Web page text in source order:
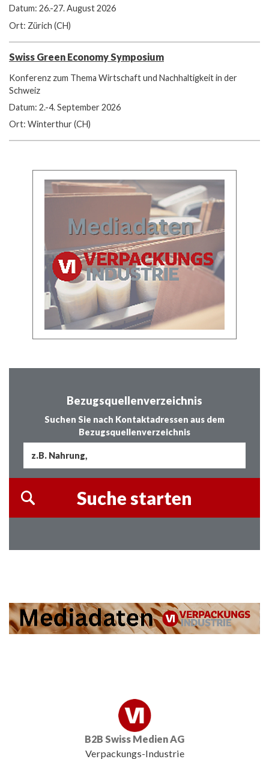
Datum: 26.-27. August 2026
Ort: Zürich (CH)
Swiss Green Economy Symposium
Konferenz zum Thema Wirtschaft und Nachhaltigkeit in der
Schweiz
Datum: 2.-4. September 2026
Ort: Winterthur (CH)
Bezugsquellenverzeichnis
Suchen Sie nach Kontaktadressen aus dem
Bezugsquellenverzeichnis
B2B Swiss Medien AG
Verpackungs-Industrie